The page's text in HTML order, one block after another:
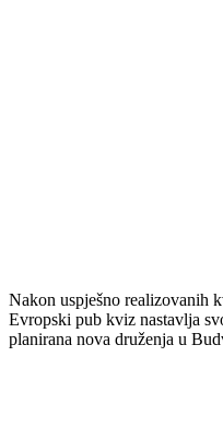
Nakon uspješno realizovanih
Evropski pub kviz nastavlja
planirana nova druženja u